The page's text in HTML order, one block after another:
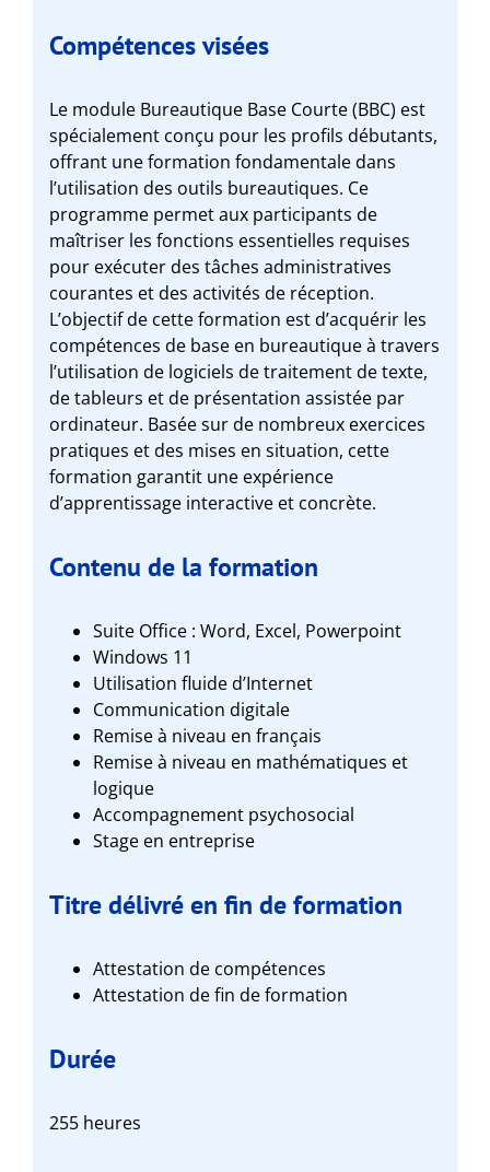
Compétences visées
Le module Bureautique Base Courte (BBC) est
spécialement conçu pour les profils débutants,
offrant une formation fondamentale dans
l’utilisation des outils bureautiques. Ce
programme permet aux participants de
maîtriser les fonctions essentielles requises
pour exécuter des tâches administratives
courantes et des activités de réception.
L’objectif de cette formation est d’acquérir les
compétences de base en bureautique à travers
l’utilisation de logiciels de traitement de texte,
de tableurs et de présentation assistée par
ordinateur. Basée sur de nombreux exercices
pratiques et des mises en situation, cette
formation garantit une expérience
d’apprentissage interactive et concrète.
Contenu de la formation
Suite Office : Word, Excel, Powerpoint
Windows 11
Utilisation fluide d’Internet
Communication digitale
Remise à niveau en français
Remise à niveau en mathématiques et
logique
Accompagnement psychosocial
Stage en entreprise
Titre délivré en fin de formation
Attestation de compétences
Attestation de fin de formation
Durée
255 heures